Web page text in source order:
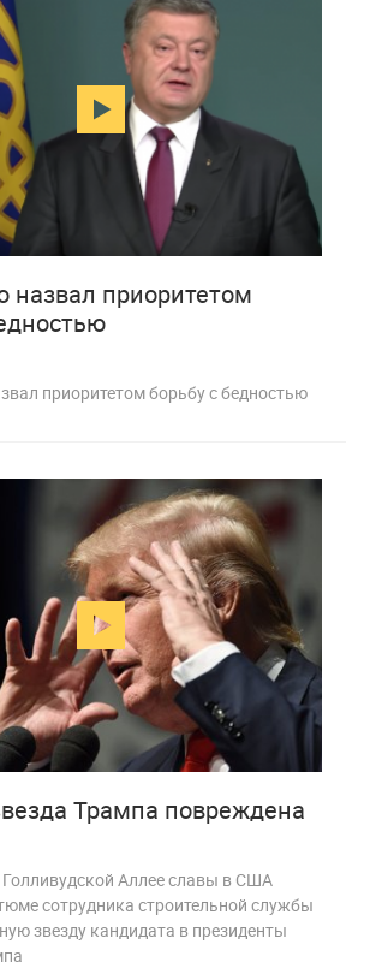
назвал приоритетом
приоритетом борьбу с бедностью
Трампа повреждена
Аллее славы в США
сотрудника строительной службы
звезду кандидата в президенты